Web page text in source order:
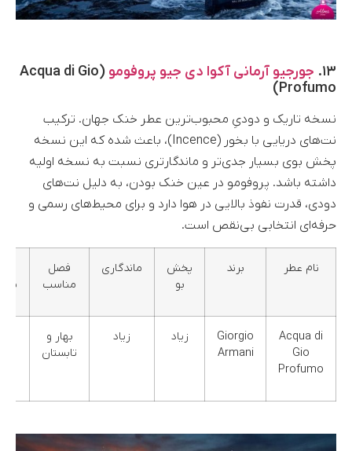
۱۳. جورجیو آرمانی آکوا دی جیو پروفومو
(Acqua di Gio
Profumo)
نسخه تاریک و دودیِ محبوب‌ترین عطر خنک جهان. ترکیب
نت‌های دریایی با بخور (Incence)، باعث شده که این نسخه
پخش بوی بسیار جدی‌تر و ماندگارتری نسبت به نسخه اولیه
داشته باشد. پروفومو در عین خنک بودن، به دلیل نت‌های
دودی، قدرت نفوذ بالایی در هوا دارد و برای محیط‌های رسمی و
حرفه‌ای انتخابی بی‌نقص است.
نام عطر برند
پخش
بو
ماندگاری
فصل
مناسب
Acqua di
Gio
Profumo
Giorgio
Armani
زیاد زیاد
بهار و
تابستان